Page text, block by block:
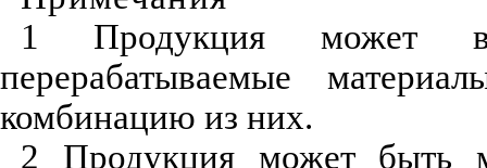
1 Продукция может
перерабатываемые
комбинацию из них.
2 Продукция может быть